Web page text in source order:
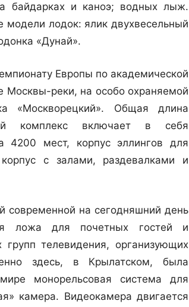
байдарках и каноэ; водных лыж.
лодок: ялик двухвесельный
«Дунай».
Европы по академической
Москвы-реки, на особо охраняемой
«Москворецкий». Общая длина
комплекс включает в себя
4200 мест, корпус эллингов для
с залами, раздевалками и
современной на сегодняшний день
ложа для почетных гостей и
телевидения, организующих
здесь, в Крылатском, была
монорельсовая система для
камера. Видеокамера двигается